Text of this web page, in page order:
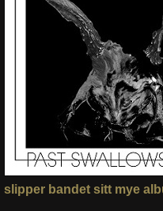
slipper bandet sitt mye